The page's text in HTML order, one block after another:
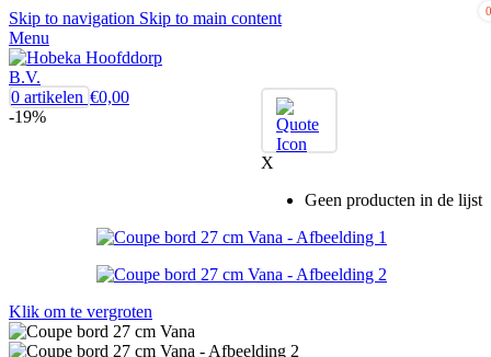
Skip to navigation Skip to main content
Menu
0
X
Geen producten in de lijst
0 artikelen €0,00
-19%
Klik om te vergroten